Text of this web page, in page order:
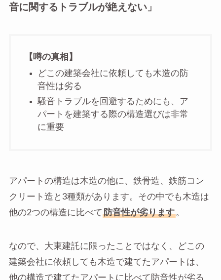
音に関するトラブルが絶えない」
【噂の真相】
どこの建築会社に依頼しても木造の防
音性は劣る
騒音トラブルを回避するためにも、ア
パートを建築する際の構造選びは非常
に重要
アパートの構造は木造の他に、鉄骨造、鉄筋コン
クリート造と3種類があります。その中でも木造は
他の2つの構造に比べて 防音性が劣ります。
なので、大東建託に限ったことではなく、どこの
建築会社に依頼しても木造で建てたアパートは、
他の構造で建てたアパートに比べて防音性が劣る